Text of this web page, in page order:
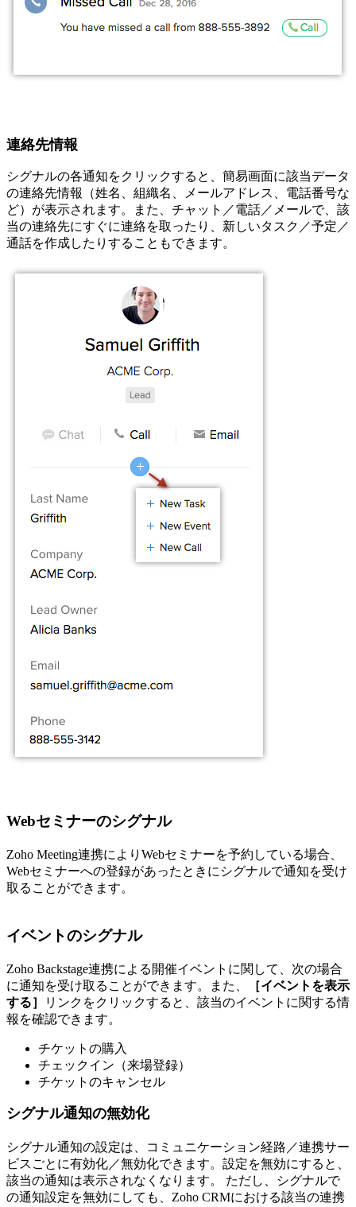
連絡先情報
シグナルの各通知をクリックすると、簡易画面に該当データ
の連絡先情報（姓名、組織名、メールアドレス、電話番号な
ど）が表示されます。また、チャット／電話／メールで、該
当の連絡先にすぐに連絡を取ったり、新しいタスク／予定／
通話を作成したりすることもできます。
Webセミナーのシグナル
Zoho Meeting連携によりWebセミナーを予約している場合、
Webセミナーへの登録があったときにシグナルで通知を受け
取ることができます。
イベントのシグナル
Zoho Backstage連携による開催イベントに関して、次の場合
に通知を受け取ることができます。また、
［イベントを表示
する］
リンクをクリックすると、該当のイベントに関する情
報を確認できます。
チケットの購入
チェックイン（来場登録）
チケットのキャンセル
シグナル通知の無効化
シグナル通知の設定は、コミュニケーション経路／連携サー
ビスごとに有効化／無効化できます。設定を無効にすると、
該当の通知は表示されなくなります。 ただし、シグナルで
の通知設定を無効にしても、Zoho CRMにおける該当の連携